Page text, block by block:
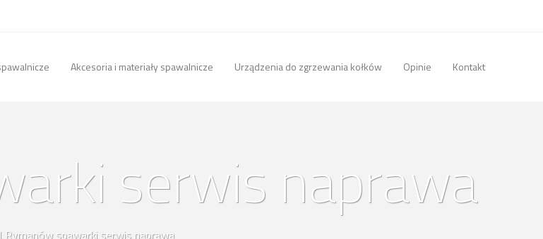
Akcesoria i materiały spawalnicze Urządzenia do zgrzewania kołków Opinie Kontakt
serwis naprawa
| Rymanów spawarki serwis naprawa